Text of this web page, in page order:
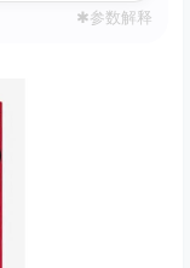
✱参数解释